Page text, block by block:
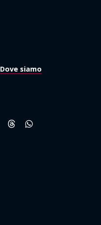
Dove siamo